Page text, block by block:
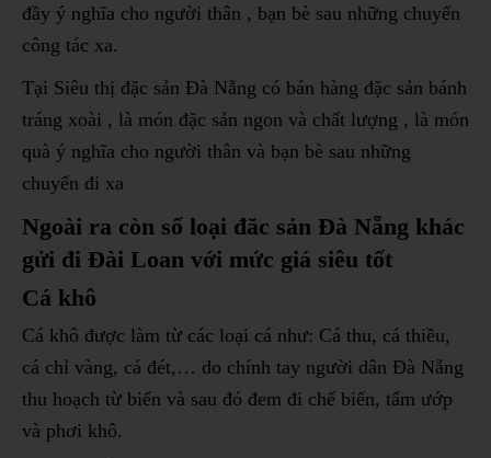
đầy ý nghĩa cho người thân , bạn bè sau những chuyến
công tác xa.
Tại Siêu thị đặc sản Đà Nẵng có bán hàng đặc sản bánh
tráng xoài , là món đặc sản ngon và chất lượng , là món
quà ý nghĩa cho người thân và bạn bè sau những
chuyến đi xa
Ngoài ra còn số loại đăc sản Đà Nẵng khác
gửi đi Đài Loan với mức giá siêu tốt
Cá khô
Cá khô được làm từ các loại cá như: Cá thu, cá thiều,
cá chỉ vàng, cá đét,… do chính tay người dân Đà Nẵng
thu hoạch từ biển và sau đó đem đi chế biến, tẩm ướp
và phơi khô.